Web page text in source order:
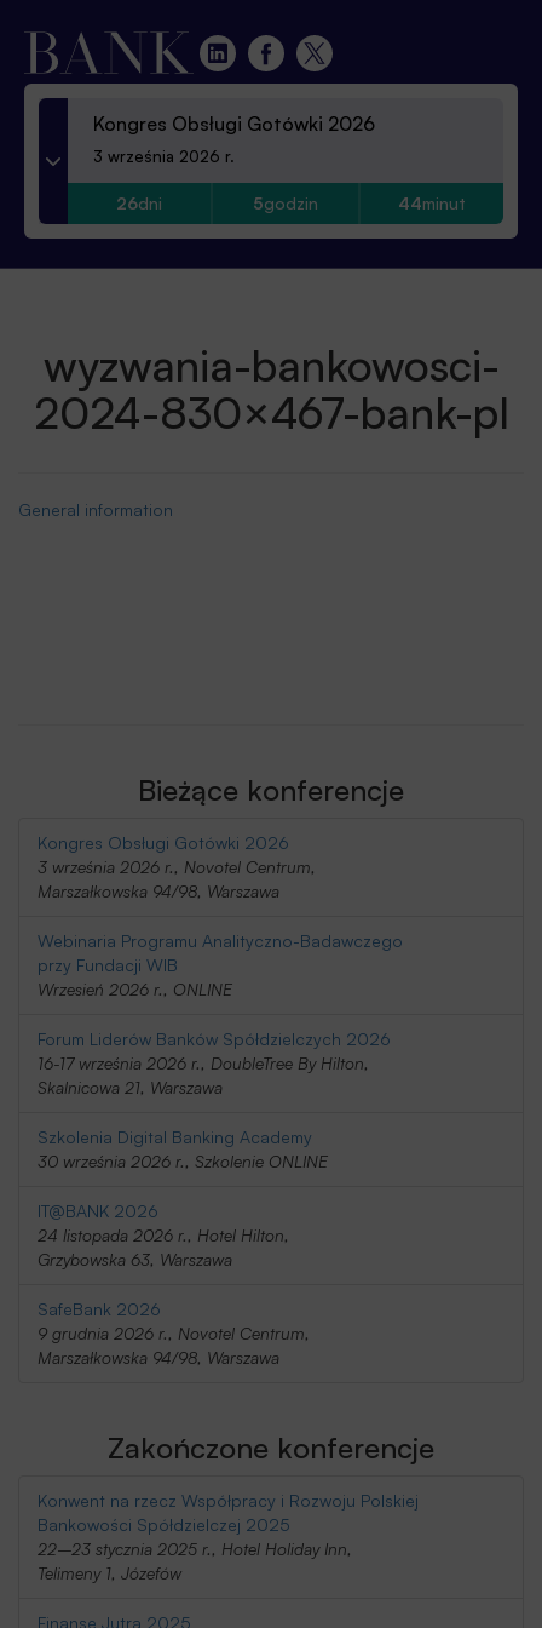
Kongres Obsługi Gotówki 2026
3 września 2026 r.
26dni 5godzin 44minut
wyzwania-bankowosci-
2024-830×467-bank-pl
General information
Bieżące konferencje
Kongres Obsługi Gotówki 2026
3 września 2026 r., Novotel Centrum,
Marszałkowska 94/98, Warszawa
Webinaria Programu Analityczno-Badawczego
przy Fundacji WIB
Wrzesień 2026 r., ONLINE
Forum Liderów Banków Spółdzielczych 2026
16-17 września 2026 r., DoubleTree By Hilton,
Skalnicowa 21, Warszawa
Szkolenia Digital Banking Academy
30 września 2026 r., Szkolenie ONLINE
IT@BANK 2026
24 listopada 2026 r., Hotel Hilton,
Grzybowska 63, Warszawa
SafeBank 2026
9 grudnia 2026 r., Novotel Centrum,
Marszałkowska 94/98, Warszawa
Zakończone konferencje
Konwent na rzecz Współpracy i Rozwoju Polskiej
Bankowości Spółdzielczej 2025
22–23 stycznia 2025 r., Hotel Holiday Inn,
Telimeny 1, Józefów
Finanse Jutra 2025